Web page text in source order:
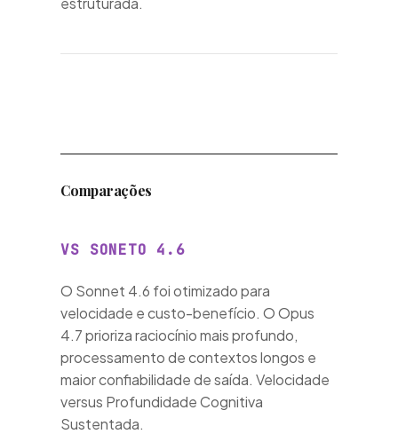
Comparações
VS SONETO 4.6
O Sonnet 4.6 foi otimizado para
velocidade e custo-benefício. O Opus
4.7 prioriza raciocínio mais profundo,
processamento de contextos longos e
maior confiabilidade de saída. Velocidade
versus Profundidade Cognitiva
Sustentada.